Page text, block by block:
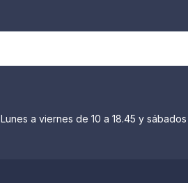
Lunes a viernes de 10 a 18.45 y sábados